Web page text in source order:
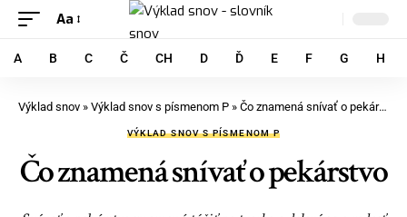
Aa
A B C Č CH D Ď E F G H
Výklad snov » Výklad snov s písmenom P » Čo znamená snívať o pekárstvo
VÝKLAD SNOV S PÍSMENOM P
Čo znamená snívať o pekárstvo